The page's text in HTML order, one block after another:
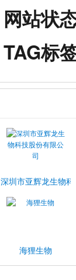
网站状
TAG标
深圳市亚辉龙生物
海狸生物